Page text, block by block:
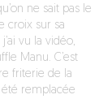
ne sait pas le
croix sur sa
vu la vidéo,
Manu. C’est
friterie de la
été remplacée